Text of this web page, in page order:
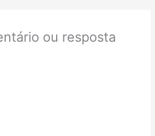
ou resposta